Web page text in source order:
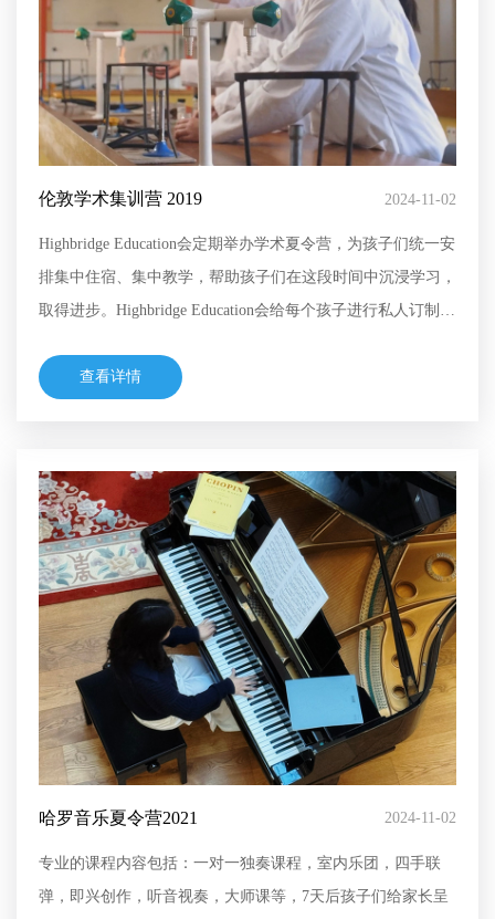
伦敦学术集训营 2019 2024-11-02
Highbridge Education会定期举办学术夏令营，为孩子们统一安
排集中住宿、集中教学，帮助孩子们在这段时间中沉浸学习，
取得进步。Highbridge Education会给每个孩子进行私人订制，
余期间，会为孩子们安排羽毛球、足球、下棋、阅读、电影等
查看详情
哈罗音乐夏令营2021 2024-11-02
专业的课程内容包括：一对一独奏课程，室内乐团，四手联
弹，即兴创作，听音视奏，大师课等，7天后孩子们给家长呈